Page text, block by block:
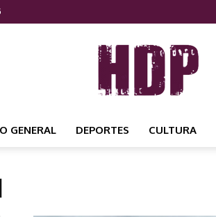
GENERAL DEPORTES CULTURA